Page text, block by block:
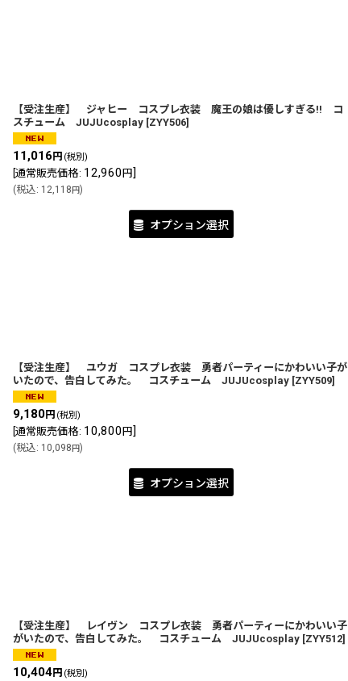
【受注生産】 ジャヒー コスプレ衣装 魔王の娘は優しすぎる!! コ
スチューム JUJUcosplay [ZYY506]
11,016 円 (税別)
通常販売価格: 12,960 円]
(税込: 12,118 円)
オプション選択
【受注生産】 ユウガ コスプレ衣装 勇者パーティーにかわいい子が
いたので、告白してみた。 コスチューム JUJUcosplay [ZYY509]
9,180円 (税別)
通常販売価格: 10,800 円]
(税込: 10,098 円)
オプション選択
【受注生産】 レイヴン コスプレ衣装 勇者パーティーにかわいい子
がいたので、告白してみた。 コスチューム JUJUcosplay [ZYY512]
10,404円 (税別)